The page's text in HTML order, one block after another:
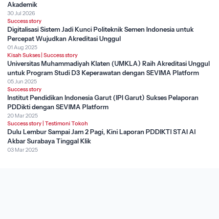
Akademik
30 Jul 2026
Success story
Digitalisasi Sistem Jadi Kunci Politeknik Semen Indonesia untuk
Percepat Wujudkan Akreditasi Unggul
01 Aug 2025
Kisah Sukses Success story
Universitas Muhammadiyah Klaten (UMKLA) Raih Akreditasi Unggul
untuk Program Studi D3 Keperawatan dengan SEVIMA Platform
05 Jun 2025
Success story
Institut Pendidikan Indonesia Garut (IPI Garut) Sukses Pelaporan
PDDikti dengan SEVIMA Platform
20 Mar 2025
Success story Testimoni Tokoh
Dulu Lembur Sampai Jam 2 Pagi, Kini Laporan PDDIKTI STAI Al
Akbar Surabaya Tinggal Klik
03 Mar 2025